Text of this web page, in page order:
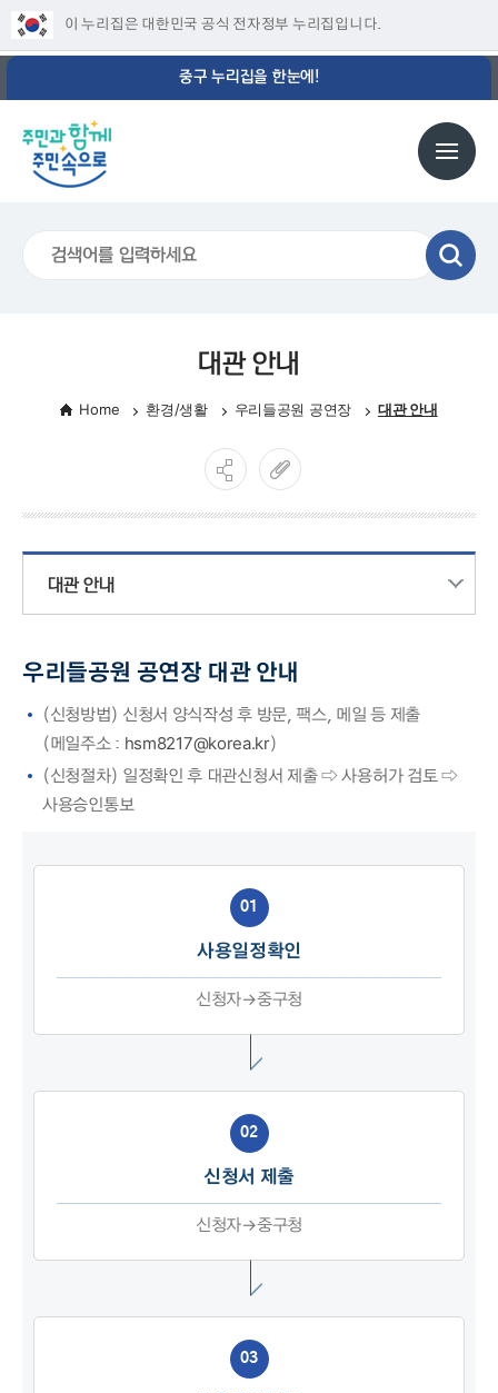
이 누리집은 대한민국 공식 전자정부 누리집입니다.
중구 누리집을 한눈에!
대관 안내
Home 환경/생활 우리들공원 공연장 대관 안내
대관 안내
우리들공원 공연장 대관 안내
(신청방법) 신청서 양식작성 후 방문, 팩스, 메일 등 제출
(메일주소 : hsm8217@korea.kr)
(신청절차) 일정확인 후 대관신청서 제출 ⇨ 사용허가 검토 ⇨
사용승인통보
01
사용일정확인
신청자→중구청
02
신청서 제출
신청자→중구청
03